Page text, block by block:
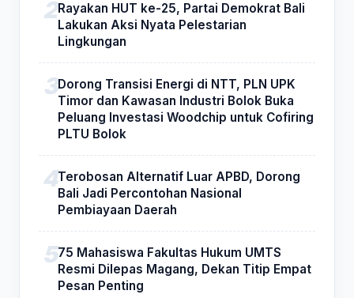
Rayakan HUT ke-25, Partai Demokrat Bali
Lakukan Aksi Nyata Pelestarian
Lingkungan
Dorong Transisi Energi di NTT, PLN UPK
Timor dan Kawasan Industri Bolok Buka
Peluang Investasi Woodchip untuk Cofiring
PLTU Bolok
Terobosan Alternatif Luar APBD, Dorong
Bali Jadi Percontohan Nasional
Pembiayaan Daerah
75 Mahasiswa Fakultas Hukum UMTS
Resmi Dilepas Magang, Dekan Titip Empat
Pesan Penting